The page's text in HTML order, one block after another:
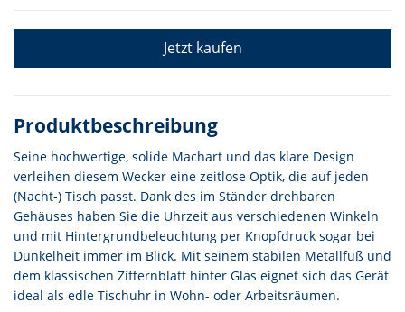
Jetzt kaufen
Produktbeschreibung
Seine hochwertige, solide Machart und das klare Design
verleihen diesem Wecker eine zeitlose Optik, die auf jeden
(Nacht-) Tisch passt. Dank des im Ständer drehbaren
Gehäuses haben Sie die Uhrzeit aus verschiedenen Winkeln
und mit Hintergrundbeleuchtung per Knopfdruck sogar bei
Dunkelheit immer im Blick. Mit seinem stabilen Metallfuß und
dem klassischen Ziffernblatt hinter Glas eignet sich das Gerät
ideal als edle Tischuhr in Wohn- oder Arbeitsräumen.